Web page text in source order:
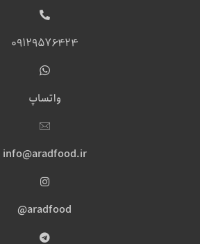
09129576424
واتساپ
info@aradfood.ir
aradfood@